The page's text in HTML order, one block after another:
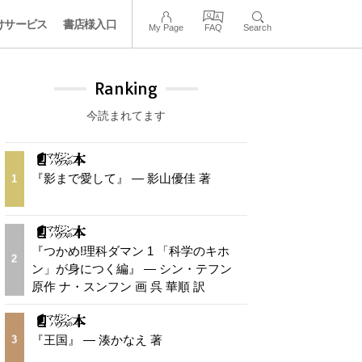
サービス 書店様入口 My Page FAQ Search
Ranking
今読まれてます
1 『影まで愛して』 — 影山優佳 著
2
『つかめ!理科ダマン 1 「科学のキホ
ン」が身につく編』 — シン・テフン
原作 ナ・スンフン 画 呉 華順 訳
3 『王国』 — 湊かなえ 著